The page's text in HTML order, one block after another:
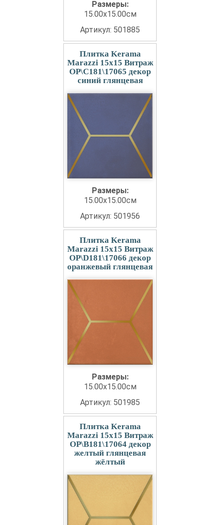
Размеры:
15.00x15.00см
Артикул: 501885
Плитка Kerama
Marazzi 15x15 Витраж
OP\C181\17065 декор
синий глянцевая
Размеры:
15.00x15.00см
Артикул: 501956
Плитка Kerama
Marazzi 15x15 Витраж
OP\D181\17066 декор
оранжевый глянцевая
Размеры:
15.00x15.00см
Артикул: 501985
Плитка Kerama
Marazzi 15x15 Витраж
OP\B181\17064 декор
желтый глянцевая
жёлтый